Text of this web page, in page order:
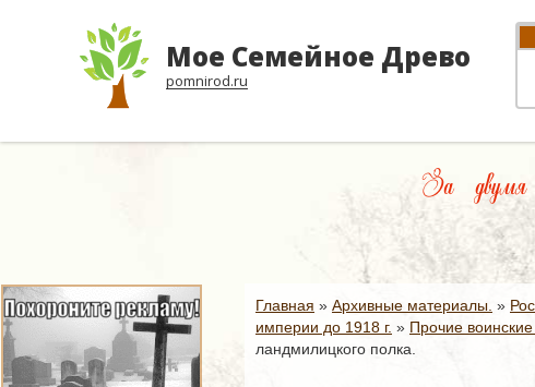
Мое Семейное Древо
pomnirod.ru
За двумя
Главная » Архивные материалы. »
империи до 1918 г. » Прочие
ландмилицкого полка.